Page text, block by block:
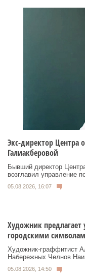
Экс-директор Центра
Галиакберовой
Бывший директор
возглавил управление
05.08.2026, 16:07
Художник предлагает
городскими
Художник‑граффитист
Набережных Челнов
05.08.2026, 14:50